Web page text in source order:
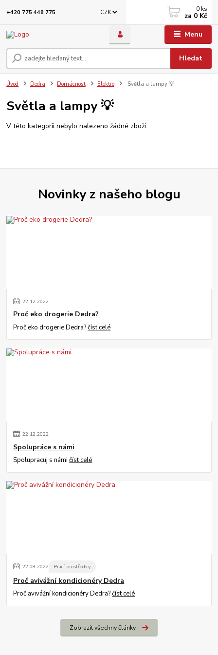
Menu
CZK
Hledat
+420 775 448 775 0 ks
za 0 Kč
Úvod Dedra Domácnost Elektro Světla a lampy 💡
Světla a lampy 💡
V této kategorii nebylo nalezeno žádné zboží.
Novinky z našeho blogu
22.12.2022
Proč eko drogerie Dedra?
Proč eko drogerie Dedra?číst celé
22.12.2022
Spolupráce s námi
Spolupracuj s námičíst celé
22.08.2022 Prací prostředky
Proč avivážní kondicionéry Dedra
Proč avivážní kondicionéry Dedra?číst celé
Zobrazit všechny články